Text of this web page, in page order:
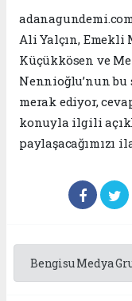
Ali Yalçın, Emekli
Küçükkösen ve
Nennioğlu’nun bu
merak ediyor,
konuyla ilgili
paylaşacağımızı
Bengisu Medya